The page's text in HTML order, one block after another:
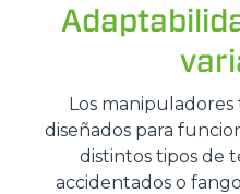
Los manipuladores
diseñados para
distintos tipos de
accidentados o